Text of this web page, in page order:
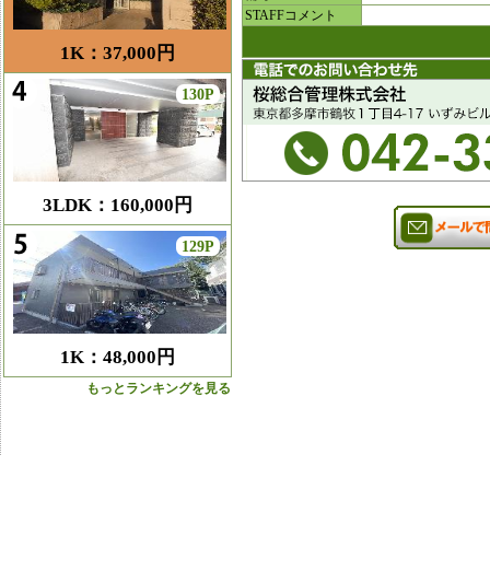
STAFFコメント
1K：37,000円
3LDK：160,000円
130P
1K：48,000円
129P
もっとランキングを見る